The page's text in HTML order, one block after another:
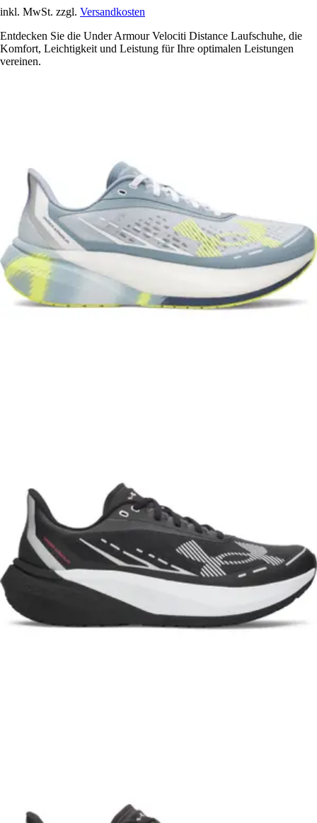
inkl. MwSt. zzgl. Versandkosten
Entdecken Sie die Under Armour Velociti Distance Laufschuhe, die
Komfort, Leichtigkeit und Leistung für Ihre optimalen Leistungen
vereinen.